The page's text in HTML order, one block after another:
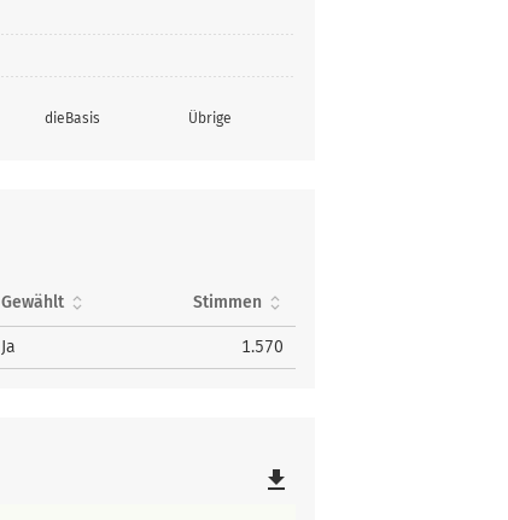
dieBasis Übrige
Gewählt Stimmen
Ja 1.570
file_download